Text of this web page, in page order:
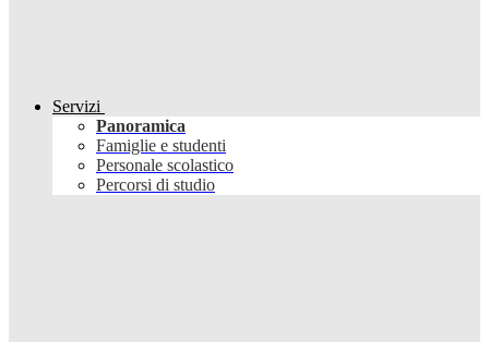
Servizi
Panoramica
Famiglie e studenti
Personale scolastico
Percorsi di studio